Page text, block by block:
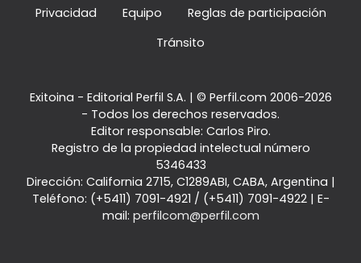
Privacidad
Equipo
Reglas de participación
Tránsito
Exitoina - Editorial Perfil S.A. | © Perfil.com 2006-2026
- Todos los derechos reservados.
Editor responsable: Carlos Piro.
Registro de la propiedad intelectual número
5346433
Dirección: California 2715, C1289ABI, CABA, Argentina |
Teléfono: (+5411) 7091-4921 / (+5411) 7091-4922| E-
mail: perfilcom@perfil.com